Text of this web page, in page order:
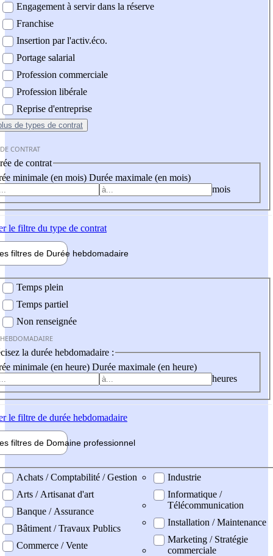
Engagement à servir dans la réserve
Franchise
Insertion par l'activ.éco.
Portage salarial
Profession commerciale
Profession libérale
Reprise d'entreprise
de types de contrat
CONTRAT
de contrat
minimale (en mois) Durée maximale (en mois)
mois
le filtre du type de contrat
filtres de Durée hebdomadaire
Temps plein
Temps partiel
Non renseignée
la durée hebdomadaire :
minimale (en heure) Durée maximale (en heure)
heures
le filtre de durée hebdomadaire
filtres de Domaine professionnel
professionel
Achats / Comptabilité / Gestion
Arts / Artisanat d'art
Banque / Assurance
Bâtiment / Travaux Publics
Commerce / Vente
Industrie
Informatique /
Télécommunication
Installation / Maintenance
Marketing / Stratégie
commerciale